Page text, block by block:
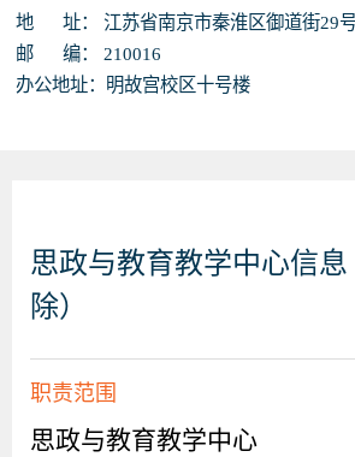
地 址： 江苏省南京市秦淮区御道街29
邮 编： 210016
办公地址：明故宫校区十号楼
思政与教育教学中心信息
除）
职责范围
思政与教育教学中心